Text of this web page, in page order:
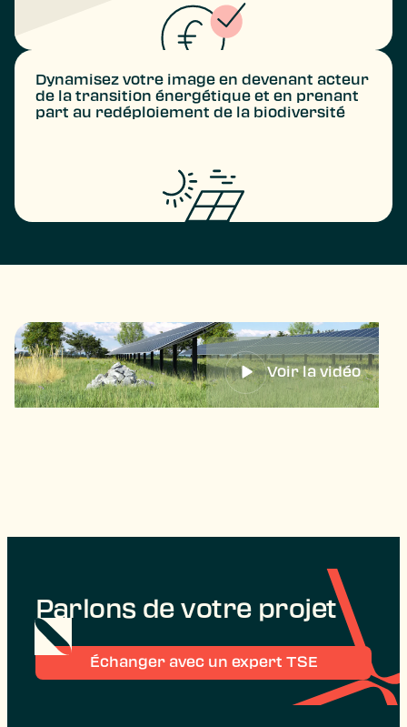
Dynamisez votre image en devenant acteur
de la transition énergétique et en prenant
part au redéploiement de la biodiversité
Voir la vidéo
Parlons de votre projet
Échanger avec un expert TSE